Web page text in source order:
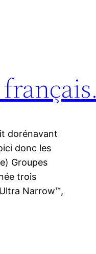
dorénavant
donc les
Groupes
trois
Narrow™,